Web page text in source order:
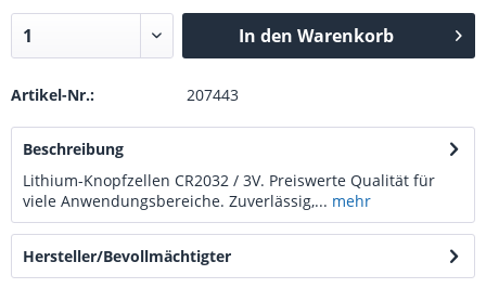
In den Warenkorb
Artikel-Nr.: 207443
Beschreibung
Lithium-Knopfzellen CR2032 / 3V. Preiswerte Qualität für
viele Anwendungsbereiche. Zuverlässig,... mehr
Hersteller/Bevollmächtigter